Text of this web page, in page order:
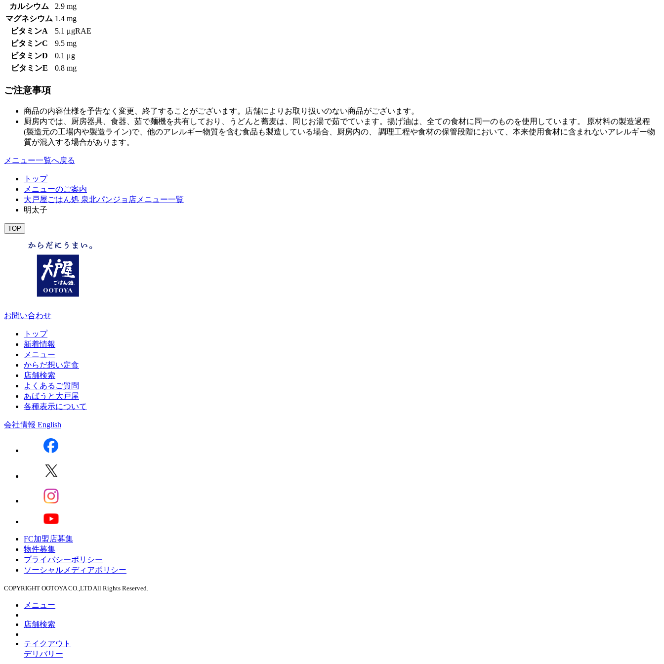
カルシウム
2.9 mg
マグネシウム 1.4 mg
ビタミンA
5.1 μgRAE
ビタミンC
9.5 mg
ビタミンD
0.1 μg
ビタミンE
0.8 mg
ご注意事項
商品の内容仕様を予告なく変更、終了することがございます。店舗によりお取り扱いのない商品がございます。
厨房内では、厨房器具、食器、茹で麺機を共有しており、うどんと蕎麦は、同じお湯で茹でています。揚げ油は、全ての食材に同一のものを使用しています。 原材料の製造過程
(製造元の工場内や製造ライン)で、他のアレルギー物質を含む食品も製造している場合、厨房内の、 調理工程や食材の保管段階において、本来使用食材に含まれないアレルギー物
質が混入する場合があります。
メニュー一覧へ戻る
トップ
メニューのご案内
大戸屋ごはん処 泉北パンジョ店メニュー一覧
明太子
TOP
お問い合わせ
トップ
新着情報
メニュー
からだ想い定食
店舗検索
よくあるご質問
あばうと大戸屋
各種表示について
会社情報 English
FC加盟店募集
物件募集
プライバシーポリシー
ソーシャルメディアポリシー
COPYRIGHT OOTOYA CO.,LTD All Rights Reserved.
メニュー
店舗検索
テイクアウト
デリバリー